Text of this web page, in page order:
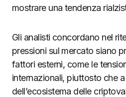
mostrare una tendenza
Gli analisti concordano nel
pressioni sul mercato siano
fattori esterni, come le
internazionali, piuttosto che
dell’ecosistema delle